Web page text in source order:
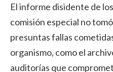
El informe disidente de
comisión especial no
presuntas fallas
organismo, como el
auditorías que